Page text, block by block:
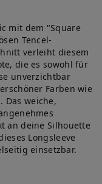
mit dem "Square
Tencel-
verleiht diesem
die es sowohl für
unverzichtbar
Farben wie
Das weiche,
an deine Silhouette
Longsleeve
einsetzbar.